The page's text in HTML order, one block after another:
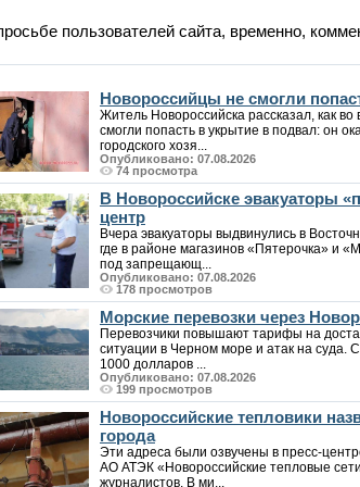
пользователей сайта, временно,
Новороссийцы не смогли
Житель Новороссийска рассказал, как
смогли попасть в укрытие в подвал: он
городского хозя...
Опубликовано: 07.08.2026
74 просмотра
В Новороссийске эвакуаторы
центр
Вчера эвакуаторы выдвинулись в
где в районе магазинов «Пятерочка» и
под запрещающ...
Опубликовано: 07.08.2026
178 просмотров
Морские перевозки через
Перевозчики повышают тарифы на
ситуации в Черном море и атак на суда.
1000 долларов ...
Опубликовано: 07.08.2026
199 просмотров
Новороссийские тепловики
города
Эти адреса были озвучены в пресс-
АО АТЭК «Новороссийские тепловые
журналистов. В ми...